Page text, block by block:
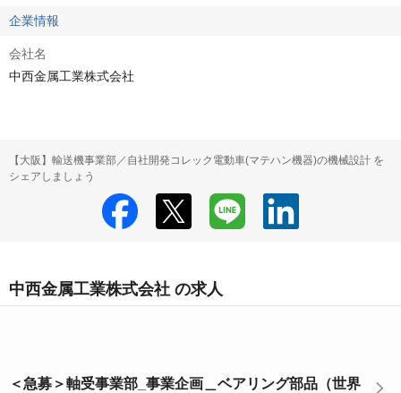
企業情報
会社名
中西金属工業株式会社
【大阪】輸送機事業部／自社開発コレック電動車(マテハン機器)の機械設計 を
シェアしましょう
中西金属工業株式会社 の求人
＜急募＞軸受事業部_事業企画＿ベアリング部品（世界